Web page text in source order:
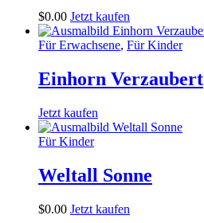
$0.00 Jetzt kaufen
Für Erwachsene, Für Kinder
Einhorn Verzaubert
Jetzt kaufen
Für Kinder
Weltall Sonne
$0.00 Jetzt kaufen